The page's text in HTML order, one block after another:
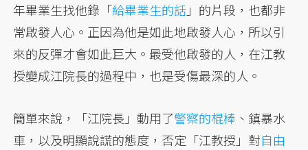
年畢業生找他錄「給畢業生的話」的片段，也都非
常啟發人心。正因為他是如此地啟發人心，所以引
來的反彈才會如此巨大。最受他啟發的人，在江教
授變成江院長的過程中，也是受傷最深的人。
簡單來說，「江院長」動用了警察的棍棒 、鎮暴水
車，以及明顯說謊的態度，否定「江教授」對自由